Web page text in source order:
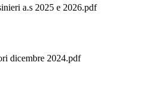
a.s 2025 e 2026.pdf
dicembre 2024.pdf